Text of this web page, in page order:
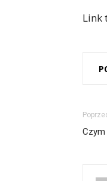
Link
Czym